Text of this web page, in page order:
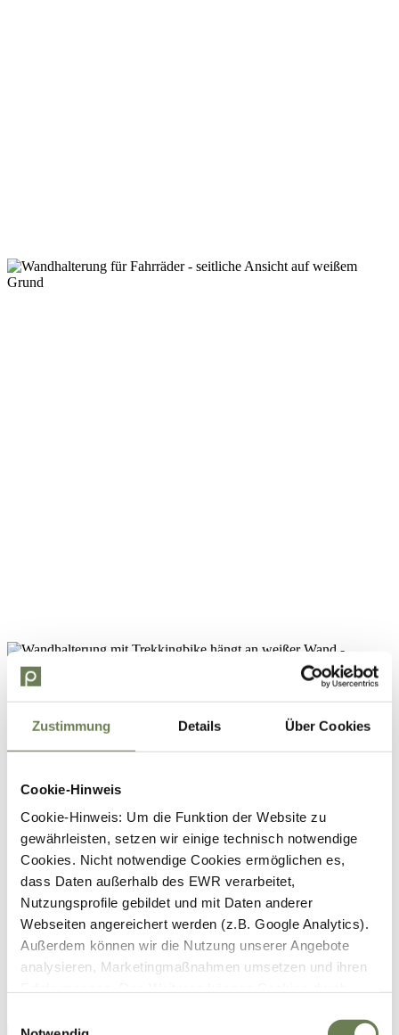
Zustimmung Details Über Cookies
Cookie-Hinweis
Cookie-Hinweis: Um die Funktion der Website zu
gewährleisten, setzen wir einige technisch notwendige
Cookies. Nicht notwendige Cookies ermöglichen es,
dass Daten außerhalb des EWR verarbeitet,
Nutzungsprofile gebildet und mit Daten anderer
Webseiten angereichert werden (z.B. Google Analytics).
Außerdem können wir die Nutzung unserer Angebote
analysieren, Marketingmaßnahmen umsetzen und ihren
Für die genannten Verarbeitungszwecke können